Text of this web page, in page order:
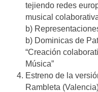
tejiendo redes
musical
b)
b) Dominicas de
“Creación
Música”
Estreno de la
Rambleta